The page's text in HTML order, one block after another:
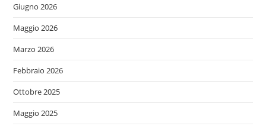
Giugno 2026
Maggio 2026
Marzo 2026
Febbraio 2026
Ottobre 2025
Maggio 2025